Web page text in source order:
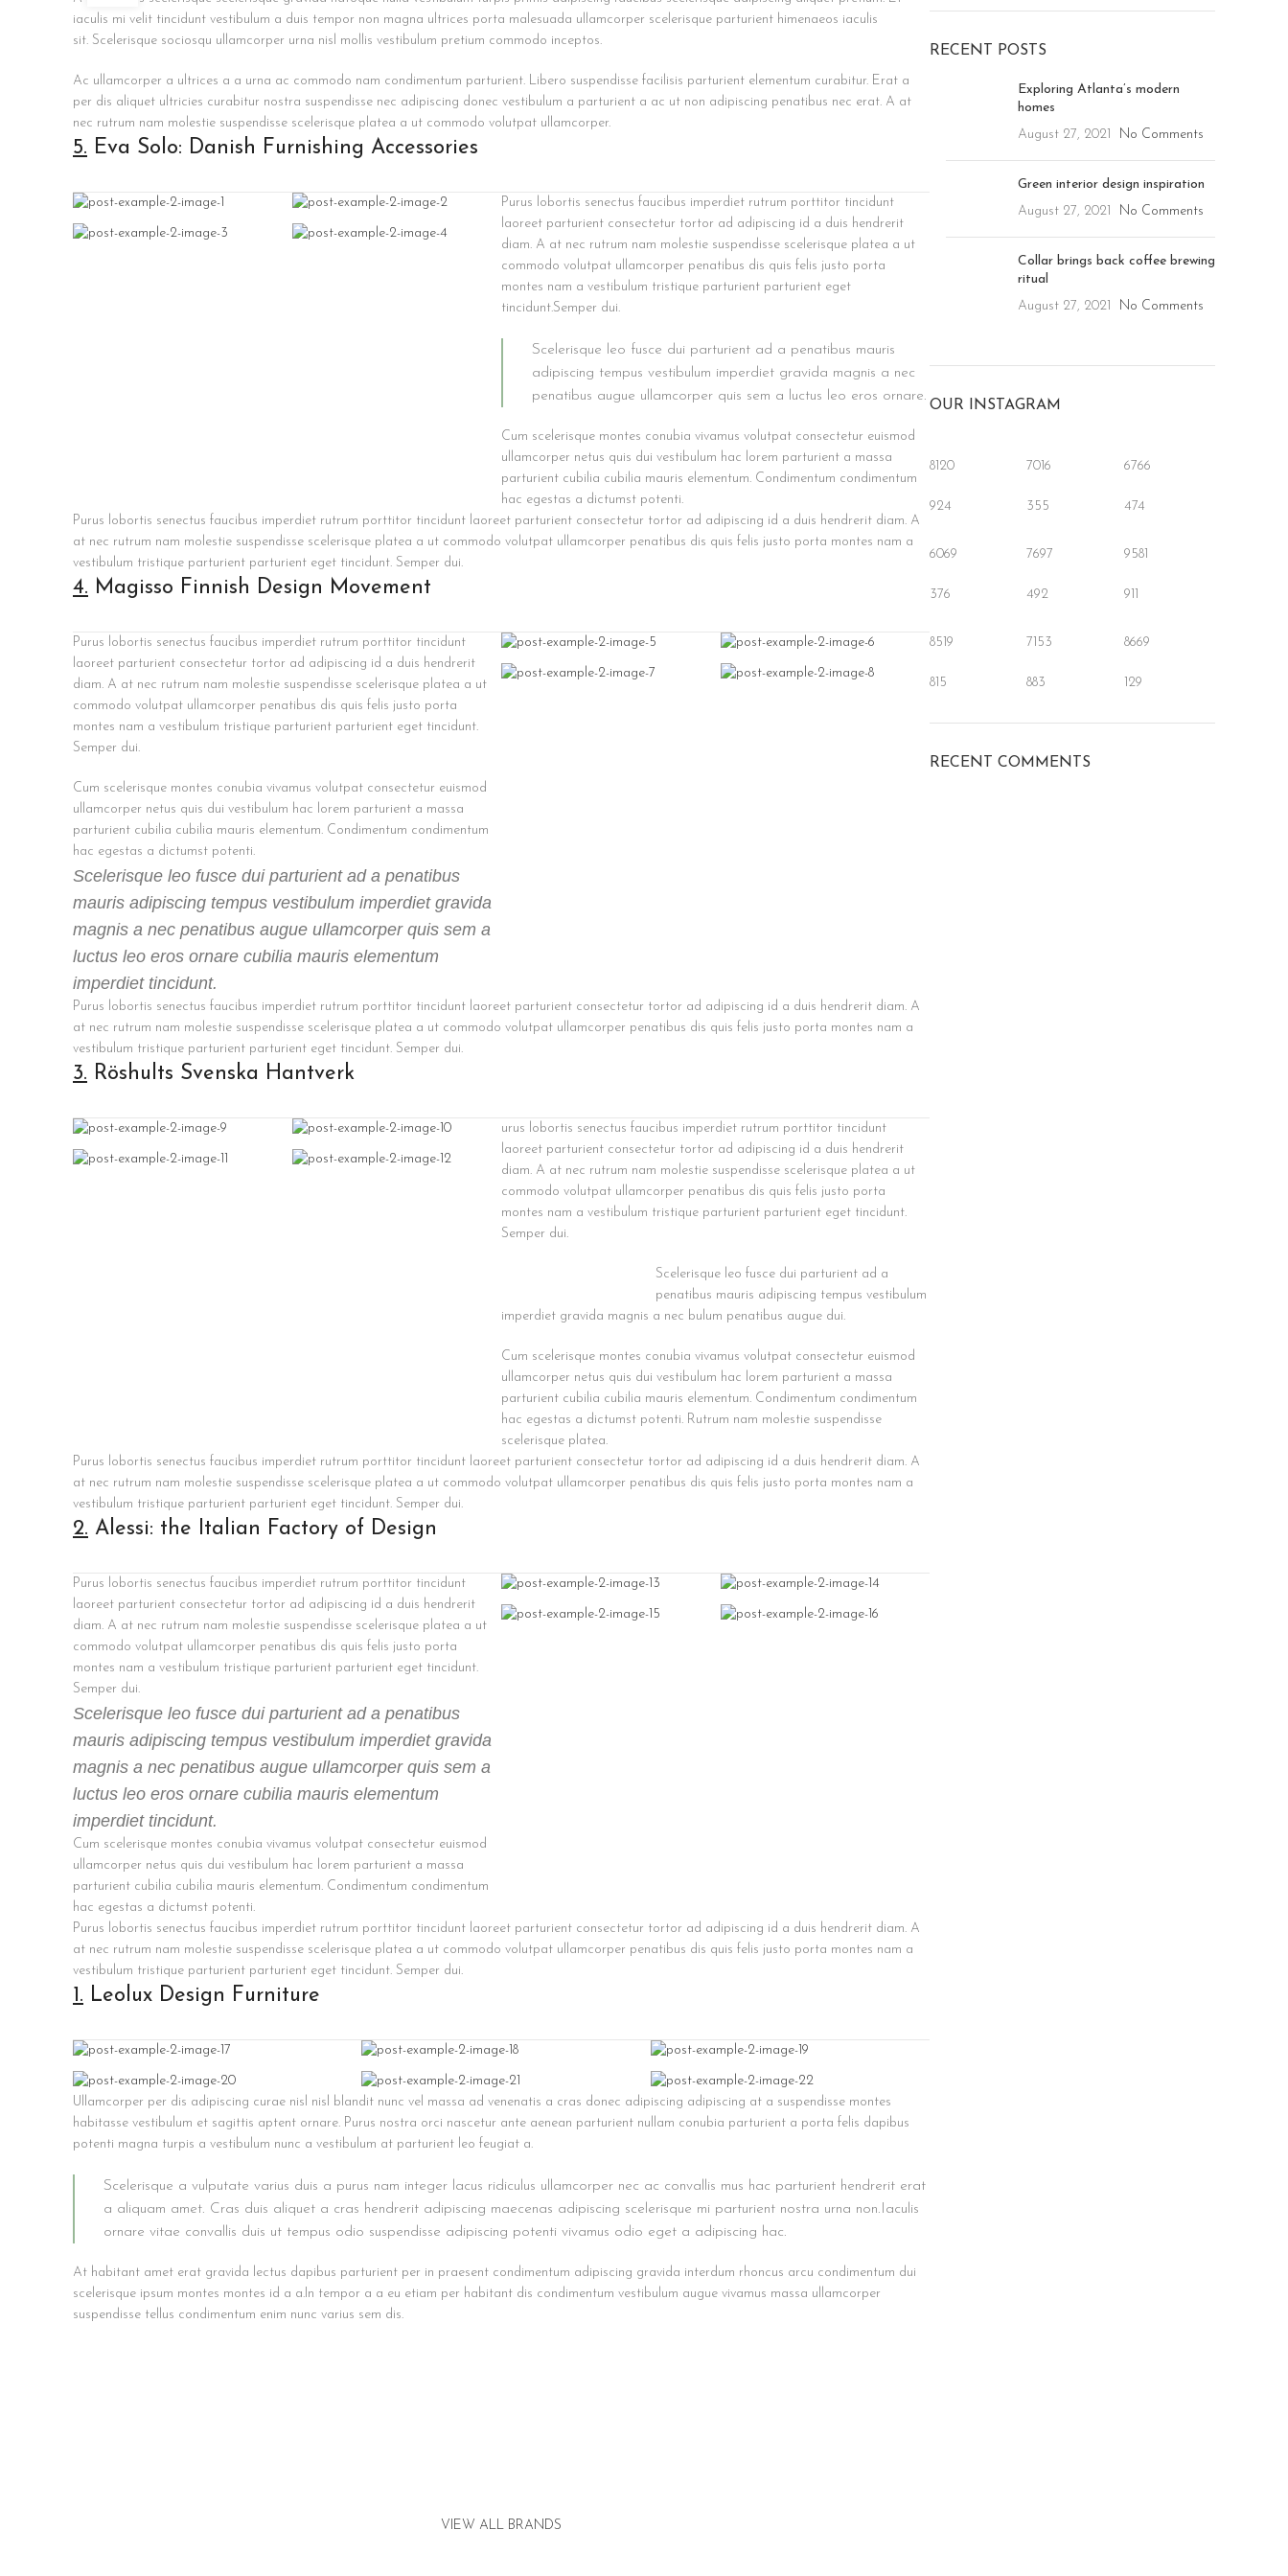
iaculis mi velit tincidunt vestibulum a duis tempor non magna ultrices porta malesuada ullamcorper scelerisque parturient himenaeos iaculis
sit. Scelerisque sociosqu ullamcorper urna nisl mollis vestibulum pretium commodo inceptos.
Ac ullamcorper a ultrices a a urna ac commodo nam condimentum parturient. Libero suspendisse facilisis parturient elementum curabitur. Erat a
per dis aliquet ultricies curabitur nostra suspendisse nec adipiscing donec vestibulum a parturient a ac ut non adipiscing penatibus nec erat. A at
nec rutrum nam molestie suspendisse scelerisque platea a ut commodo volutpat ullamcorper.
5. Eva Solo: Danish Furnishing Accessories
Purus lobortis senectus faucibus imperdiet rutrum porttitor tincidunt
laoreet parturient consectetur tortor ad adipiscing id a duis hendrerit
diam. A at nec rutrum nam molestie suspendisse scelerisque platea a ut
commodo volutpat ullamcorper penatibus dis quis felis justo porta
montes nam a vestibulum tristique parturient parturient eget
tincidunt.Semper dui.
Scelerisque leo fusce dui parturient ad a penatibus mauris
adipiscing tempus vestibulum imperdiet gravida magnis a nec
penatibus augue ullamcorper quis sem a luctus leo eros ornare.
Cum scelerisque montes conubia vivamus volutpat consectetur euismod
ullamcorper netus quis dui vestibulum hac lorem parturient a massa
parturient cubilia cubilia mauris elementum. Condimentum condimentum
hac egestas a dictumst potenti.
Purus lobortis senectus faucibus imperdiet rutrum porttitor tincidunt laoreet parturient consectetur tortor ad adipiscing id a duis hendrerit diam. A
at nec rutrum nam molestie suspendisse scelerisque platea a ut commodo volutpat ullamcorper penatibus dis quis felis justo porta montes nam a
vestibulum tristique parturient parturient eget tincidunt. Semper dui.
4. Magisso Finnish Design Movement
Purus lobortis senectus faucibus imperdiet rutrum porttitor tincidunt
laoreet parturient consectetur tortor ad adipiscing id a duis hendrerit
diam. A at nec rutrum nam molestie suspendisse scelerisque platea a ut
commodo volutpat ullamcorper penatibus dis quis felis justo porta
montes nam a vestibulum tristique parturient parturient eget tincidunt.
Semper dui.
Cum scelerisque montes conubia vivamus volutpat consectetur euismod
ullamcorper netus quis dui vestibulum hac lorem parturient a massa
parturient cubilia cubilia mauris elementum. Condimentum condimentum
hac egestas a dictumst potenti.
Scelerisque leo fusce dui parturient ad a penatibus
mauris adipiscing tempus vestibulum imperdiet gravida
magnis a nec penatibus augue ullamcorper quis sem a
luctus leo eros ornare cubilia mauris elementum
imperdiet tincidunt.
Purus lobortis senectus faucibus imperdiet rutrum porttitor tincidunt laoreet parturient consectetur tortor ad adipiscing id a duis hendrerit diam. A
at nec rutrum nam molestie suspendisse scelerisque platea a ut commodo volutpat ullamcorper penatibus dis quis felis justo porta montes nam a
vestibulum tristique parturient parturient eget tincidunt. Semper dui.
3. Röshults Svenska Hantverk
urus lobortis senectus faucibus imperdiet rutrum porttitor tincidunt
laoreet parturient consectetur tortor ad adipiscing id a duis hendrerit
diam. A at nec rutrum nam molestie suspendisse scelerisque platea a ut
commodo volutpat ullamcorper penatibus dis quis felis justo porta
montes nam a vestibulum tristique parturient parturient eget tincidunt.
Semper dui.
Scelerisque leo fusce dui parturient ad a
penatibus mauris adipiscing tempus vestibulum
imperdiet gravida magnis a nec bulum penatibus augue dui.
Cum scelerisque montes conubia vivamus volutpat consectetur euismod
ullamcorper netus quis dui vestibulum hac lorem parturient a massa
parturient cubilia cubilia mauris elementum. Condimentum condimentum
hac egestas a dictumst potenti. Rutrum nam molestie suspendisse
scelerisque platea.
Purus lobortis senectus faucibus imperdiet rutrum porttitor tincidunt laoreet parturient consectetur tortor ad adipiscing id a duis hendrerit diam. A
at nec rutrum nam molestie suspendisse scelerisque platea a ut commodo volutpat ullamcorper penatibus dis quis felis justo porta montes nam a
vestibulum tristique parturient parturient eget tincidunt. Semper dui.
2. Alessi: the Italian Factory of Design
Purus lobortis senectus faucibus imperdiet rutrum porttitor tincidunt
laoreet parturient consectetur tortor ad adipiscing id a duis hendrerit
diam. A at nec rutrum nam molestie suspendisse scelerisque platea a ut
commodo volutpat ullamcorper penatibus dis quis felis justo porta
montes nam a vestibulum tristique parturient parturient eget tincidunt.
Semper dui.
Scelerisque leo fusce dui parturient ad a penatibus
mauris adipiscing tempus vestibulum imperdiet gravida
magnis a nec penatibus augue ullamcorper quis sem a
luctus leo eros ornare cubilia mauris elementum
imperdiet tincidunt.
Cum scelerisque montes conubia vivamus volutpat consectetur euismod
ullamcorper netus quis dui vestibulum hac lorem parturient a massa
parturient cubilia cubilia mauris elementum. Condimentum condimentum
hac egestas a dictumst potenti.
Purus lobortis senectus faucibus imperdiet rutrum porttitor tincidunt laoreet parturient consectetur tortor ad adipiscing id a duis hendrerit diam. A
at nec rutrum nam molestie suspendisse scelerisque platea a ut commodo volutpat ullamcorper penatibus dis quis felis justo porta montes nam a
vestibulum tristique parturient parturient eget tincidunt. Semper dui.
1. Leolux Design Furniture
Ullamcorper per dis adipiscing curae nisl nisl blandit nunc vel massa ad venenatis a cras donec adipiscing adipiscing at a suspendisse montes
habitasse vestibulum et sagittis aptent ornare. Purus nostra orci nascetur ante aenean parturient nullam conubia parturient a porta felis dapibus
potenti magna turpis a vestibulum nunc a vestibulum at parturient leo feugiat a.
Scelerisque a vulputate varius duis a purus nam integer lacus ridiculus ullamcorper nec ac convallis mus hac parturient hendrerit erat
a aliquam amet. Cras duis aliquet a cras hendrerit adipiscing maecenas adipiscing scelerisque mi parturient nostra urna non.Iaculis
ornare vitae convallis duis ut tempus odio suspendisse adipiscing potenti vivamus odio eget a adipiscing hac.
At habitant amet erat gravida lectus dapibus parturient per in praesent condimentum adipiscing gravida interdum rhoncus arcu condimentum dui
scelerisque ipsum montes montes id a a.In tempor a a eu etiam per habitant dis condimentum vestibulum augue vivamus massa ullamcorper
suspendisse tellus condimentum enim nunc varius sem dis.
VIEW ALL BRANDS
RECENT POSTS
Exploring Atlanta’s modern
homes
August 27, 2021
No Comments
Green interior design inspiration
August 27, 2021
No Comments
Collar brings back coffee brewing
ritual
August 27, 2021
No Comments
OUR INSTAGRAM
8120
924
7016
355
6766
474
6069
376
7697
492
9581
911
8519
815
7153
883
8669
129
RECENT COMMENTS